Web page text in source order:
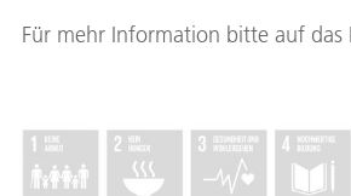
Für mehr Information bitte auf das